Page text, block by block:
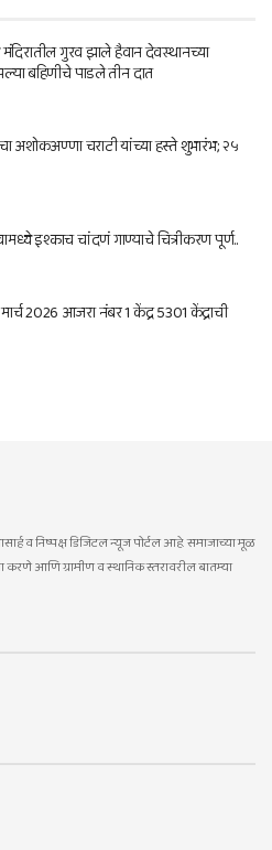
मंदिरातील गुरव झाले हैवान देवस्थानच्या
बहिणीचे पाडले तीन दात
अशोकअण्णा चराटी यांच्या हस्ते शुभारंभ; २५
इश्काच चांदणं गाण्याचे चित्रीकरण पूर्ण..
मार्च 2026 आजरा नंबर 1 केंद्र 5301 केंद्राची
व निष्पक्ष डिजिटल न्यूज पोर्टल आहे. समाजाच्या मूळ
करणे आणि ग्रामीण व स्थानिक स्तरावरील बातम्या